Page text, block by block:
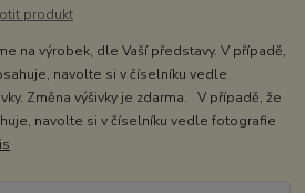
produkt
na výrobek, dle Vaší představy. V případě,
navolte si v číselníku vedle
Změna výšivky je zdarma. V případě, že
navolte si v číselníku vedle fotografie